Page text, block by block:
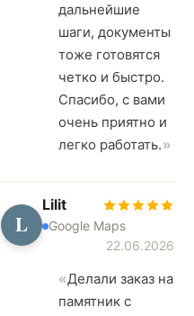
дальнейшие
шаги, документы
тоже готовятся
четко и быстро.
Спасибо, с вами
очень приятно и
легко работать.
L
Lilit
Google Maps
22.06.2026
Делали заказ на
памятник с